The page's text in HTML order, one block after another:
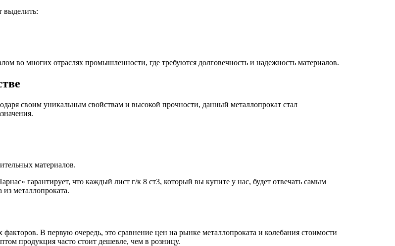
выделить:
во многих отраслях промышленности, где требуются долговечность и надежность материалов.
своим уникальным свойствам и высокой прочности, данный металлопрокат стал
материалов.
гарантирует, что каждый лист г/к 8 ст3, который вы купите у нас, будет отвечать самым
из металлопроката.
В первую очередь, это сравнение цен на рынке металлопроката и колебания стоимости
продукция часто стоит дешевле, чем в розницу.